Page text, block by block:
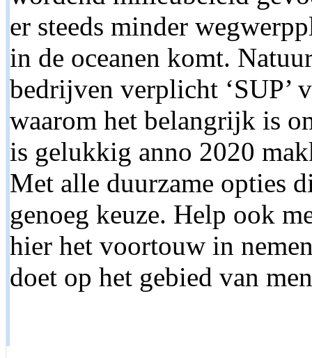
er steeds minder
in de oceanen komt.
bedrijven verplicht ‘SUP’
waarom het belangrijk is
is gelukkig anno 2020
Met alle duurzame opties
genoeg keuze. Help ook
hier het voortouw in
doet op het gebied van